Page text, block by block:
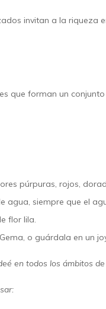
invitan a la riqueza
que forman un
púrpuras, rojos,
agua, siempre que el
flor lila.
o guárdala en un
en todos los ámbitos